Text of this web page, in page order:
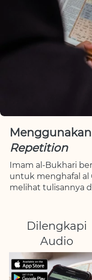
Repetition
Imam al-Bukhari
untuk menghafal al
melihat tulisannya
Dilengkapi
Audio